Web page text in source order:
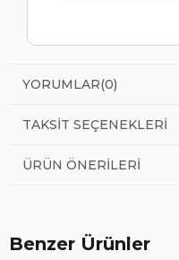
YORUMLAR(0)
TAKSIT SEÇENEKLERI
ÜRÜN ÖNERILERI
Benzer Ürünler